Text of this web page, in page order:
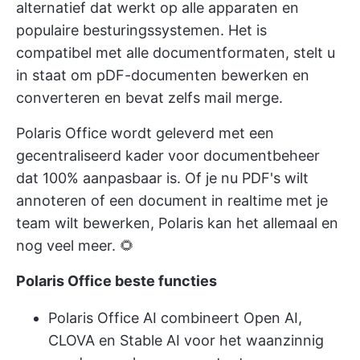
alternatief dat werkt op alle apparaten en
populaire besturingssystemen. Het is
compatibel met alle documentformaten, stelt u
in staat om pDF-documenten bewerken en
converteren en bevat zelfs mail merge.
Polaris Office wordt geleverd met een
gecentraliseerd kader voor documentbeheer
dat 100% aanpasbaar is. Of je nu PDF's wilt
annoteren of een document in realtime met je
team wilt bewerken, Polaris kan het allemaal en
nog veel meer. 🌻
Polaris Office beste functies
Polaris Office AI combineert Open AI,
CLOVA en Stable AI voor het waanzinnig